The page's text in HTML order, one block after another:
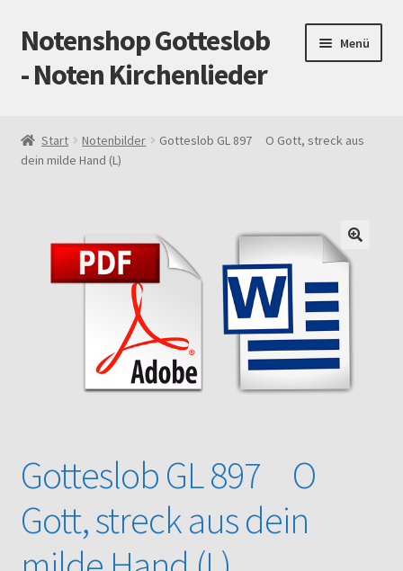
Zur
Navigation
springen
Zum
Inhalt
springen
Notenshop Gotteslob
- Noten Kirchenlieder
Menü
AGB
Cookie-Richtlinie (EU)
Gotteslob alt / neu
Noten – Shop
Start Notenbilder
Gotteslob GL 897 O Gott, streck aus
dein milde Hand (L)
Gotteslob GL 897 O
Gott, streck aus dein